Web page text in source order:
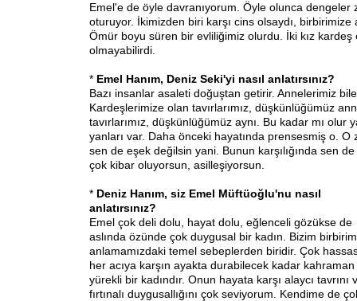
Emel'e de öyle davranıyorum. Öyle olunca dengeler
oturuyor. İkimizden biri karşı cins olsaydı, birbirimize
Ömür boyu süren bir evliliğimiz olurdu. İki kız kardeş
olmayabilirdi.
* Emel Hanım, Deniz Seki'yi nasıl anlatırsınız?
Bazı insanlar asaleti doğuştan getirir. Annelerimiz
Kardeşlerimize olan tavırlarımız, düşkünlüğümüz
tavırlarımız, düşkünlüğümüz aynı. Bu kadar mı olur
yanları var. Daha önceki hayatında prensesmiş o. O
sen de eşek değilsin yani. Bunun karşılığında sen de
çok kibar oluyorsun, asilleşiyorsun.
* Deniz Hanım, siz Emel Müftüoğlu'nu nasıl
anlatırsınız?
Emel çok deli dolu, hayat dolu, eğlenceli gözükse de
aslında özünde çok duygusal bir kadın. Bizim
anlamamızdaki temel sebeplerden biridir. Çok
her acıya karşın ayakta durabilecek kadar kahraman
yürekli bir kadındır. Onun hayata karşı alaycı tavrını
fırtınalı duygusallığını çok seviyorum. Kendime de